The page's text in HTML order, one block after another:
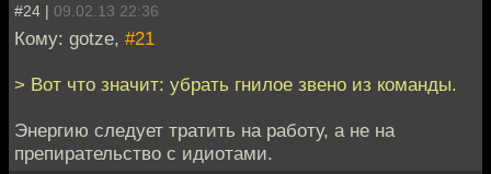
#24 | 09.02.13 22:36
Кому: gotze, #21
> Вот что значит: убрать гнилое звено из команды.
Энергию следует тратить на работу, а не на
препирательство с идиотами.